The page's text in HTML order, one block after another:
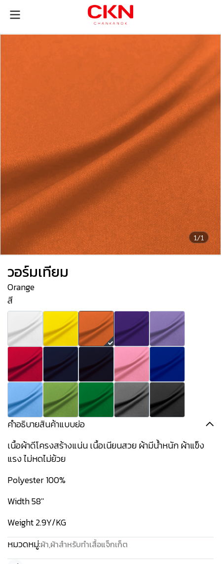
1/1
วอร์มเทียม
Orange
สี
คำอธิบายสินค้าแบบย่อ
เนื้อผ้าดีโครงสร้างแน่น เนื้อเนียนสวย ผ้ามีน้ำหนัก ผ้าแข็ง
แรง ไม่หดไม่ย้วย
Polyester 100%
Width 58''
Weight 2.9Y/KG
หมวดหมู่:ผ้า,ผ้าสำหรับทำเสื้อแจ็กเก็ต